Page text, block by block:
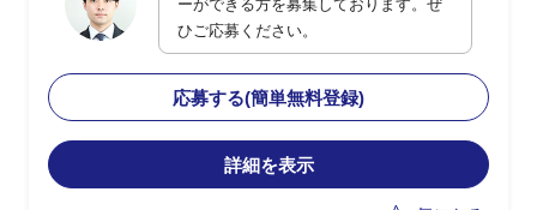
・toB、toC向けアプリケーションサービ
スの企画、開発進行、および社内業務部
門におけるAsIsToBe業務プロセス、運用
フローの整理
・26年春のリリースに向けたプロダクト
についてはサービス機能開発は進行して
いるが、サービス全体のグランドデザイ
ン、ビジネススキームのデザインについ
ーができる方を募集しております。ぜ
ひご応募ください。
応募する(簡単無料登録)
詳細を表示